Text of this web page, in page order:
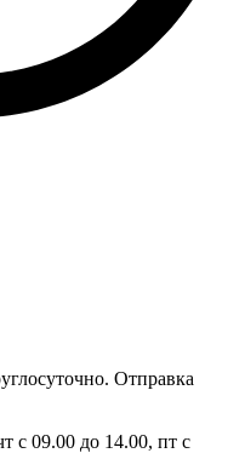
Отправка
с 09.00 до 14.00, пт с